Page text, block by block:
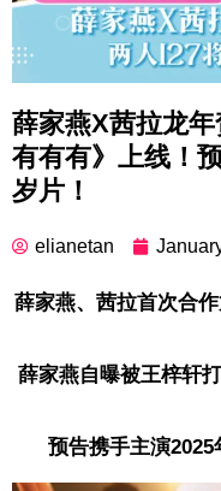
薛家燕X茜拉龙
有有有》上线！
岁片！
elianetan
薛家燕、茜拉首次合
薛家燕自曝被王梓轩
预告携手主演